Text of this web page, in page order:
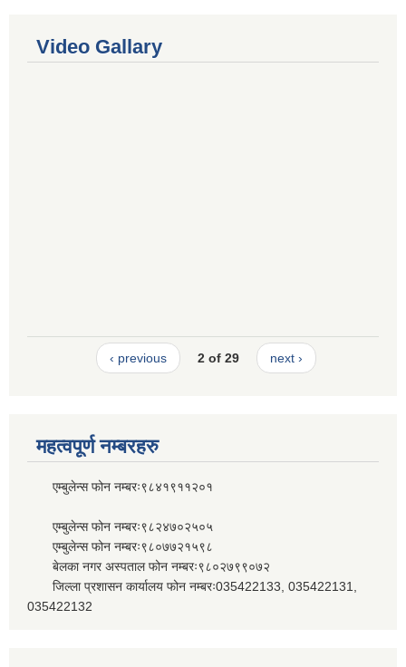
Video Gallary
‹ previous 2 of 29 next ›
महत्वपूर्ण नम्बरहरु
एम्बुलेन्स फोन नम्बरः९८४१९११२०१
एम्बुलेन्स फोन नम्बरः९८२४७०२५०५
एम्बुलेन्स फोन नम्बरः९८०७७२१५९८
बेलका नगर अस्पताल फोन नम्बरः९८०२७९९०७२
जिल्ला प्रशासन कार्यालय फोन नम्बरः035422133, 035422131,
035422132